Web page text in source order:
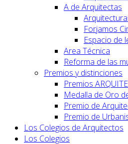
A de Arquitectas
Forjamos
Espacio de
Area Técnica
Reforma de las
Premios y distinciones
Premios
Medalla de Oro
Premio de
Premio de
Los Colegios de Arquitectos
Los Colegios